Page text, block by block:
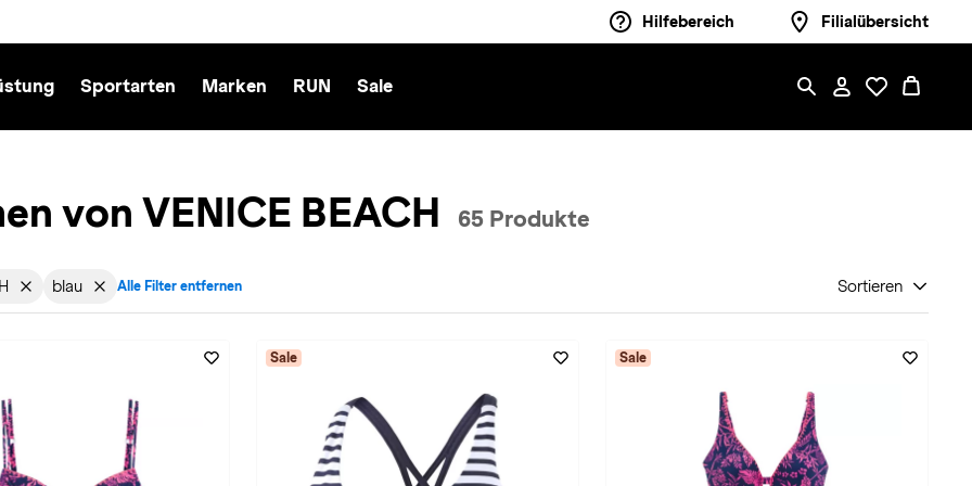
Hilfebereich Filialübersicht
Sportarten Marken RUN Sale
von VENICE BEACH 65 Produkte
Damen entfernen
für Marke: VENICE BEACH entfernen
blauFilter aktiv für Farbe: in-blau entfernen
Alle Filter entfernen Sortieren
Sale Sale